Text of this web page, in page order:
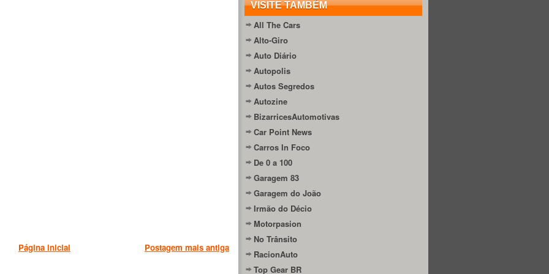
Postagem mais antiga
Página inicial
VISITE TAMBÉM
All The Cars
Alto-Giro
Auto Diário
Autopolis
Autos Segredos
Autozine
BizarricesAutomotivas
Car Point News
Carros In Foco
De 0 a 100
Garagem 83
Garagem do João
Irmão do Décio
Motorpasion
No Trânsito
RacionAuto
Top Gear BR